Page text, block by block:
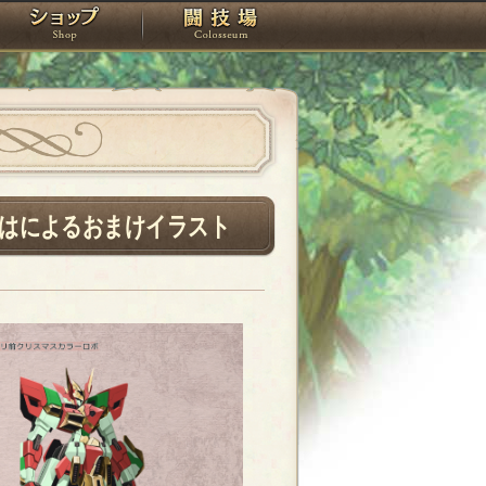
タジオ ショップ 闘技場
によるおまけイラスト